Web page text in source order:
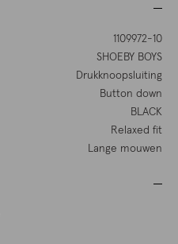
1109972-10
SHOEBY BOYS
Drukknoopsluiting
Button down
BLACK
Relaxed fit
Lange mouwen